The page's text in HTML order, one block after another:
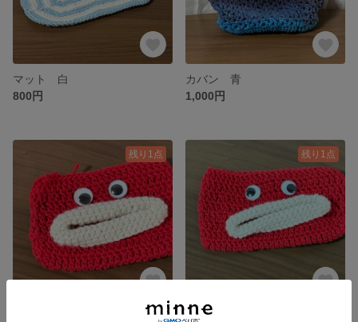
マット 白
800円
カバン 青
1,000円
残り1点
パクパクモンスター ポケットティッシュケース 赤
残り1点